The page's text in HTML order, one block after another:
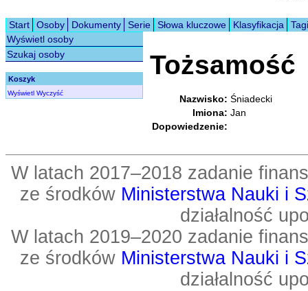
Start Osoby Dokumenty Serie Słowa kluczowe Klasyfikacja
Tagi
Wyświetl osoby
Szukaj osoby
Koszyk
Wyświetl Wyczyść
Tożsamość
Nazwisko: Śniadecki
Imiona: Jan
Dopowiedzenie:
W latach 2017–2018 zadanie
ze środków Ministerstwa Nauki i
działalność
W latach 2019–2020 zadanie
ze środków Ministerstwa Nauki i
działalność